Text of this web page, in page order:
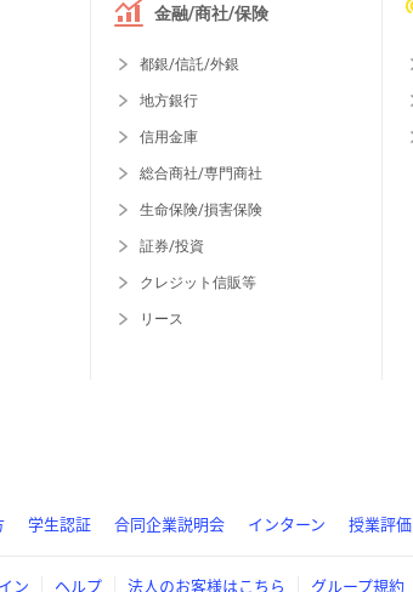
金融/商社/保険
都銀/信託/外銀
地方銀行
信用金庫
総合商社/専門商社
生命保険/損害保険
証券/投資
クレジット信販等
リース
学生認証 合同企業説明会 インターン 授業評価
ン ヘルプ 法人のお客様はこちら グループ規約